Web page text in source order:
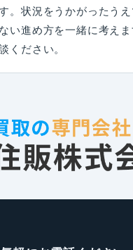
。状況をうかがったうえ
い進め方を一緒に考え
ください。